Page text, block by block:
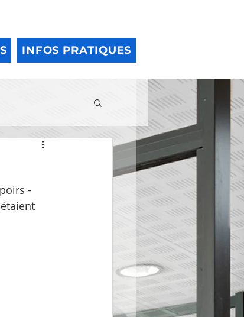
INFOS PRATIQUES
-